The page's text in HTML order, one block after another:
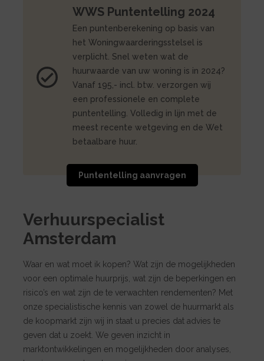
WWS Puntentelling 2024
Een puntenberekening op basis van
het Woningwaarderingsstelsel is
verplicht. Snel weten wat de
huurwaarde van uw woning is in 2024?
Vanaf 195,- incl. btw. verzorgen wij
een professionele en complete
puntentelling. Volledig in lijn met de
meest recente wetgeving en de Wet
betaalbare huur.
Puntentelling aanvragen
Verhuurspecialist
Amsterdam
Waar en wat moet ik kopen? Wat zijn de mogelijkheden
voor een optimale huurprijs, wat zijn de beperkingen en
risico’s en wat zijn de te verwachten rendementen? Met
onze specialistische kennis van zowel de huurmarkt als
de koopmarkt zijn wij in staat u precies dat advies te
geven dat u zoekt. We geven inzicht in
marktontwikkelingen en mogelijkheden door analyses,